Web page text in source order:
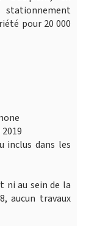
pour 20 000
inclus dans les
ni au sein de la
aucun travaux